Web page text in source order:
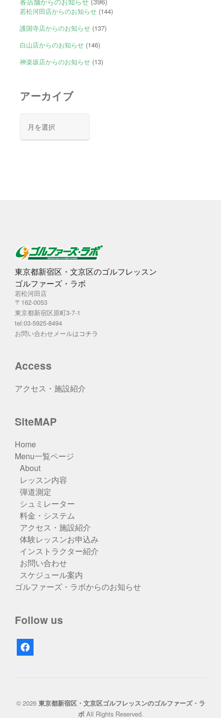
若松河田店からのお知らせ(144)
護国寺店からのお知らせ(137)
白山店からのお知らせ(146)
神楽坂店からのお知らせ(13)
アーカイブ
カ
東京都新宿区・文京区のゴルフレッスン
ゴルファーズ・ラボ
若松河田店
〒162-0053
東京都新宿区原町3-7-1
tel:03-5925-8494
お問い合わせメールはコチラ
Access
アクセス・施設紹介
SiteMAP
Home
Menu一覧ページ
About
レッスン内容
弾道測定
シュミレーター
料金・システム
アクセス・施設紹介
体験レッスンお申込み
インストラクター紹介
お問い合わせ
スケジュール案内
ゴルファーズ・ラボからのお知らせ
Follow us
facebook
© 2026 東京都新宿区・文京区ゴルフレッスンのゴルファーズ・ラ
ボAll Rights Reserved.